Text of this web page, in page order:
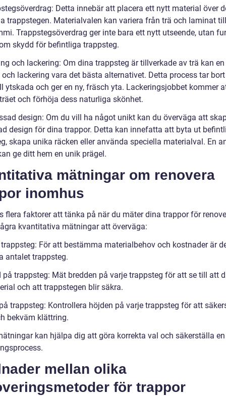
Detta innebär att placera ett nytt material över
trappstegen. Materialvalen kan variera från trä och laminat
Trappstegsöverdrag ger inte bara ett nytt utseende, utan
skydd för befintliga trappsteg.
och lackering: Om dina trappsteg är tillverkade av trä kan en
lackering vara det bästa alternativet. Detta process tar bort
ytskada och ger en ny, fräsch yta. Lackeringsjobbet kommer
och förhöja dess naturliga skönhet.
design: Om du vill ha något unikt kan du överväga att
design för dina trappor. Detta kan innefatta att byta ut
skapa unika räcken eller använda speciella materialval. En
ge ditt hem en unik prägel.
mätningar om renovera
inomhus
flera faktorer att tänka på när du mäter dina trappor för
kvantitativa mätningar att överväga:
För att bestämma materialbehov och kostnader är
antalet trappsteg.
på trappsteg: Mät bredden på varje trappsteg för att se till att
och att trappstegen blir säkra.
trappsteg: Kontrollera höjden på varje trappsteg för att
bekväm klättring.
kan hjälpa dig att göra korrekta val och säkerställa
mellan olika
för trappor